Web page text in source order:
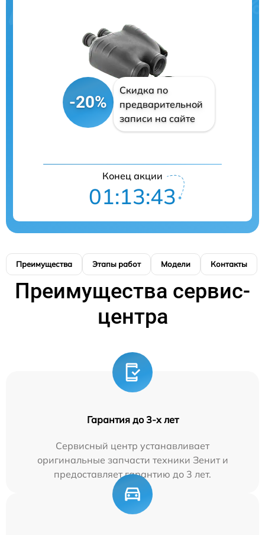
-20%
Скидка по
предварительной
записи на сайте
Конец акции
01:13:42
Преимущества Этапы работ Модели Контакты
Преимущества сервис-
центра
Гарантия до 3-х лет
Сервисный центр устанавливает
оригинальные запчасти техники Зенит и
предоставляет гарантию до 3 лет.